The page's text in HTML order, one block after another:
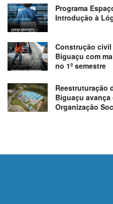
Programa
Introdução à
Construção
Biguaçu com
no 1º semestre
Reestruturação
Biguaçu
Organização